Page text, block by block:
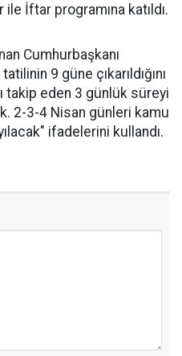
İftar programına katıldı.
Cumhurbaşkanı
9 güne çıkarıldığını
takip eden 3 günlük süreyi
2-3-4 Nisan günleri kamu
ifadelerini kullandı.